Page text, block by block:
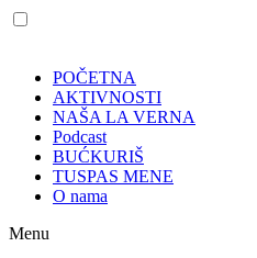
POČETNA
AKTIVNOSTI
NAŠA LA VERNA
Podcast
BUĆKURIŠ
TUSPAS MENE
O nama
Menu